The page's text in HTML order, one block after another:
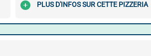
PLUS D'INFOS SUR CETTE PIZZERIA